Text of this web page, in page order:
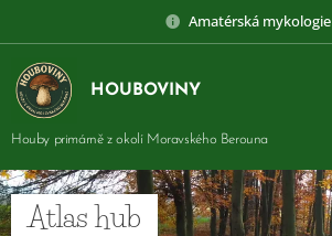
Amatérská mykologie
HOUBOVINY
Houby primárně z okolí Moravského Berouna
Atlas hub